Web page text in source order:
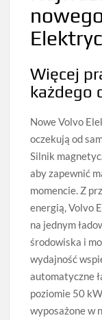
Więcej
każdego
Nowe Volvo
oczekują od
Silnik
aby zapewnić
momencie. Z
energią, Volvo
na jednym
środowiska i
wydajność
automatyczne
poziomie 50
wyposażone w